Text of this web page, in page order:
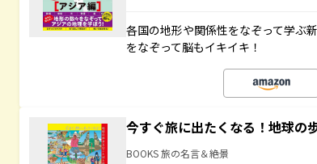
各国の地形や関係性をなぞって学ぶ
をなぞって脳もイキイキ！
今すぐ旅に出たくなる！地球の
BOOKS 旅の名言＆絶景